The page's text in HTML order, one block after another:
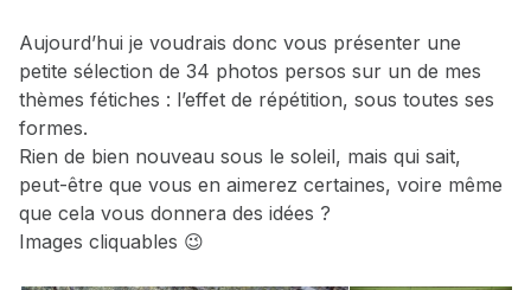
Aujourd’hui je voudrais donc vous présenter une
petite sélection de 34 photos persos sur un de mes
thèmes fétiches : l’effet de répétition, sous toutes ses
formes.
Rien de bien nouveau sous le soleil, mais qui sait,
peut-être que vous en aimerez certaines, voire même
que cela vous donnera des idées ?
Images cliquables 😉